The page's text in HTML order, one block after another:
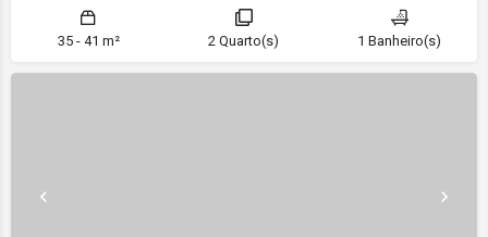
35 - 41 m² 2 Quarto(s) 1 Banheiro(s)